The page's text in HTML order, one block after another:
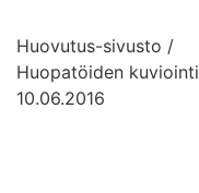
Huovutus-sivusto /
Huopatöiden kuviointi
10.06.2016